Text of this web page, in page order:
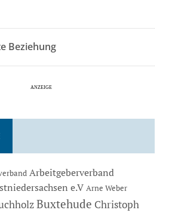
Beziehung
Arbeitgeberverband
e.V Arne Weber
Buxtehude Christoph